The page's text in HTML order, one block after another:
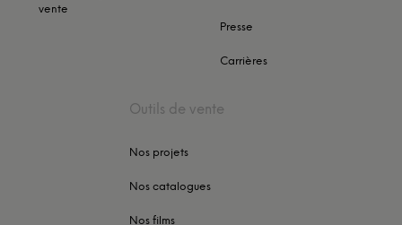
vente
Presse
Carrières
Outils de vente
Nos projets
Nos catalogues
Nos films